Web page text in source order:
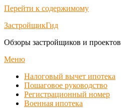
Перейти к содержимому
ЗастройщикГид
Обзоры застройщиков и проектов
Меню
Налоговый вычет ипотека
Пошаговое руководство
Регистрационный номер
Военная ипотека